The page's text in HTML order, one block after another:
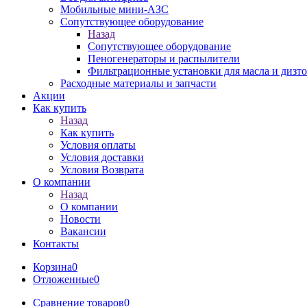
Мобильные мини-АЗС
Сопутствующее оборудование
Назад
Сопутствующее оборудование
Пеногенераторы и распылители
Фильтрационные установки для масла и
Расходные материалы и запчасти
Акции
Как купить
Назад
Как купить
Условия оплаты
Условия доставки
Условия Возврата
О компании
Назад
О компании
Новости
Вакансии
Контакты
Корзина0
Отложенные0
Сравнение товаров0